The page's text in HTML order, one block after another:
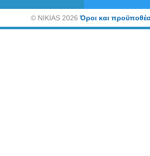
©NIKIAS 2026Όροι και